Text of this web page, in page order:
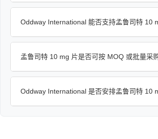
Oddway International 能否支持孟鲁司特 10
孟鲁司特 10 mg 片是否可按 MOQ 或批量采购
Oddway International 是否安排孟鲁司特 10